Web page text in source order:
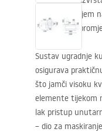
4-strukim slojem
od korozije i
Sustav ugradnje
osigurava
što jamči visoku
elemente tijekom
lak pristup
– dio za